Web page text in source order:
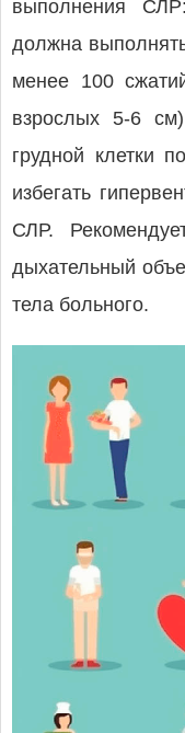
выполнения
должна
менее 100
взрослых 5-6
грудной клетки
избегать
СЛР.
дыхательный
тела больного.